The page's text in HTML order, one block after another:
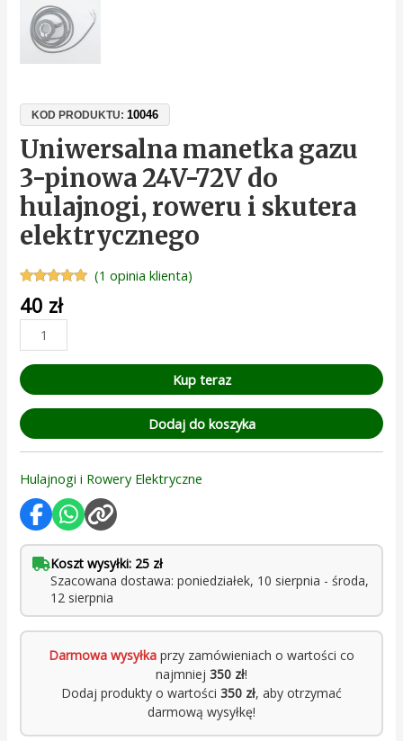
KOD PRODUKTU:10046
Uniwersalna manetka gazu
3-pinowa 24V-72V do
hulajnogi, roweru i skutera
elektrycznego
Oceniony
5.00 na 5 na
podstawie
oceny
(1 opinia klienta)
40 zł
Kup teraz
Dodaj do koszyka
Hulajnogi i Rowery Elektryczne
Koszt wysyłki: 25 zł
Szacowana dostawa: poniedziałek, 10 sierpnia - środa,
12 sierpnia
Darmowa wysyłka przy zamówieniach o wartości co
najmniej 350 zł!
Dodaj produkty o wartości 350 zł, aby otrzymać
darmową wysyłkę!